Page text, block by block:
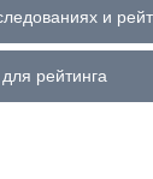
и
рейтинга